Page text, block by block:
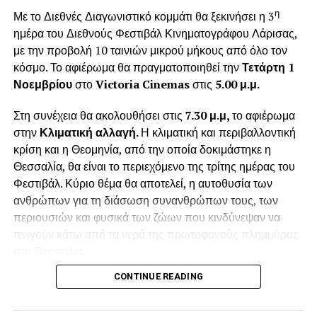
365 μέρες τον χρόνο. Η υπέροχη Χριστουγεννιάτικη
ιστορία του Ντίκενς μας αποκαλύπτει μέσα από το
διαχρονικό ήρωα της πως η αγάπη κρύβει τα μυστικά της
ευτυχίας.
Κάθε Κυριακή για το κοινό
Καθημερινές για τα σχολεία
Συντελεστές Παράστασης:
Κείμενο: Κάρολος Ντίκενς
Σκηνικά: Μιχάλης Σδούγκος
Κοστούμια εποχής : Τζούλια Μάρκο Μουσική
Με το Διεθνές Διαγωνιστικό κομμάτι θα ξεκινήσει η 3η
ημέρα του Διεθνούς Φεστιβάλ Κινηματογράφου Λάρισας,
με την προβολή 10 ταινιών μικρού μήκους από όλο τον
κόσμο. Το αφιέρωμα θα πραγματοποιηθεί τηνΤετάρτη 1
ΝοεμβρίουστοVictoria Cinemasστις 5.00 μ.μ.
Στη συνέχεια θα ακολουθήσει στις 7.30 μ.μ,το αφιέρωμα
στην Κλιματική αλλαγή.Η κλιματική και περιβαλλοντική
κρίση και η Θεομηνία, από την οποία δοκιμάστηκε η
Θεσσαλία, θα είναι το περιεχόμενο της τρίτης ημέρας του
Φεστιβάλ. Κύριο θέμα θα αποτελεί, η αυτοθυσία των
ανθρώπων για τη διάσωση συνανθρώπων τους, των
περιουσιών και φυσικά των ζώων που κινδύνεψαν να
Στο αφιέρωμα θα καταθέσουν τις εμπειρίες αλλά και τις
CONTINUE READING